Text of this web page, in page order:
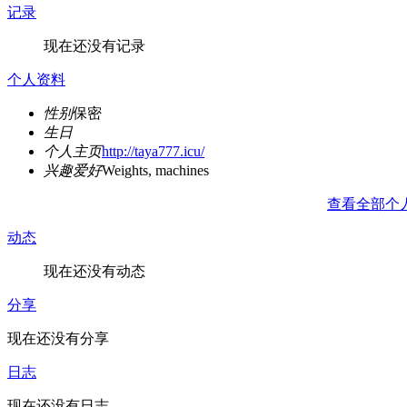
记录
现在还没有记录
个人资料
性别保密
生日
个人主页http://taya777.icu/
兴趣爱好Weights, machines
查看全部个
动态
现在还没有动态
分享
现在还没有分享
日志